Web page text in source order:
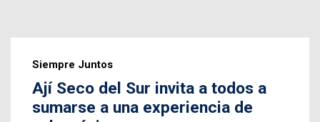
Siempre Juntos
Ají Seco del Sur invita a todos a
sumarse a una experiencia de